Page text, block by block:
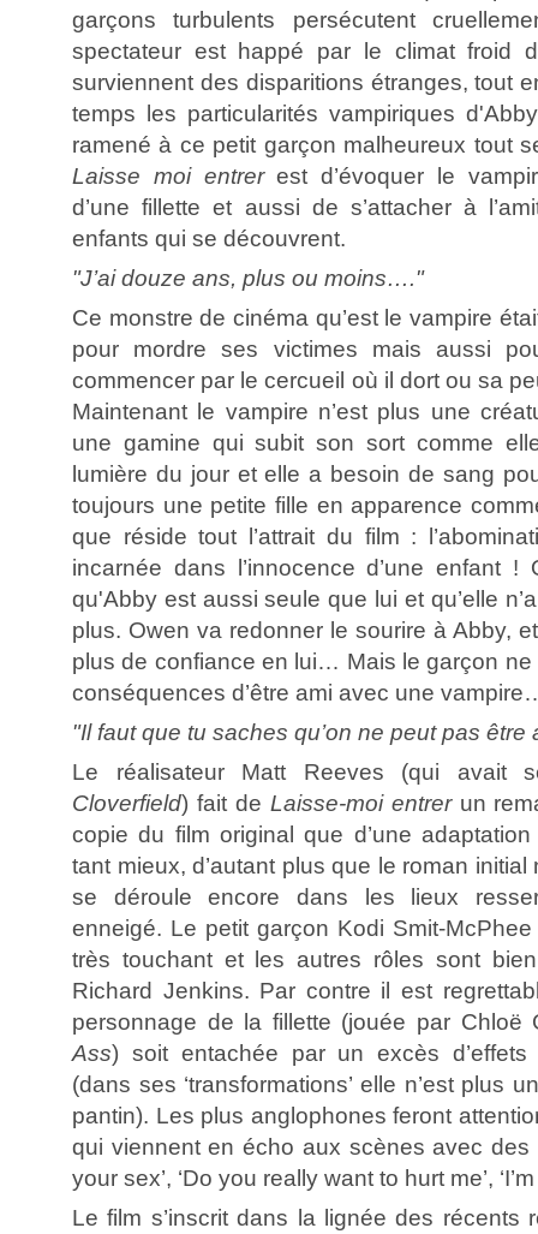
garçons turbulents persécutent
spectateur est happé par le climat froid
surviennent des disparitions étranges, tout
temps les particularités vampiriques
ramené à ce petit garçon malheureux tout
Laisse moi entrerest d’évoquer le
d’une fillette et aussi de s’attacher à
enfants qui se découvrent.
"J’ai douze ans, plus ou moins…."
Ce monstre de cinéma qu’est le vampire
pour mordre ses victimes mais aussi
commencer par le cercueil où il dort ou sa
Maintenant le vampire n’est plus une
une gamine qui subit son sort comme
lumière du jour et elle a besoin de sang
toujours une petite fille en apparence
que réside tout l’attrait du film :
incarnée dans l’innocence d’une enfant
qu'Abby est aussi seule que lui et qu’elle
plus. Owen va redonner le sourire à Abby,
plus de confiance en lui… Mais le garçon
conséquences d’être ami avec une
"Il faut que tu saches qu’on ne peut pas être
Le réalisateur Matt Reeves (qui avait
Cloverfield) fait de Laisse-moi entrer un
copie du film original que d’une adaptation
tant mieux, d’autant plus que le roman initial
se déroule encore dans les lieux
enneigé. Le petit garçon Kodi Smit-
très touchant et les autres rôles sont
Richard Jenkins. Par contre il est
personnage de la fillette (jouée par
Ass) soit entachée par un excès d’effets
(dans ses ‘transformations’ elle n’est plus
pantin). Les plus anglophones feront
qui viennent en écho aux scènes avec des
your sex’, ‘Do you really want to hurt me’,
Le film s’inscrit dans la lignée des récents